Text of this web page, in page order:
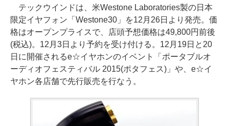
テックウインドは、米Westone Laboratories製の日本
限定イヤフォン「Westone30」を12月26日より発売。価
格はオープンプライスで、店頭予想価格は49,800円前後
(税込)。12月3日より予約を受け付ける。12月19日と20
日に開催されるe☆イヤホンのイベント「ポータブルオ
ーディオフェスティバル 2015(ポタフェス)」や、e☆イ
ヤホン各店舗で先行販売を行なう。